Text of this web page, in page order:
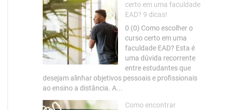
certo em uma faculdade
EAD? 9 dicas!
0 (0) Como escolher o
curso certo em uma
faculdade EAD? Esta é
uma dúvida recorrente
entre estudantes que
desejam alinhar objetivos pessoais e profissionais
ao ensino a distância. A...
Como encontrar